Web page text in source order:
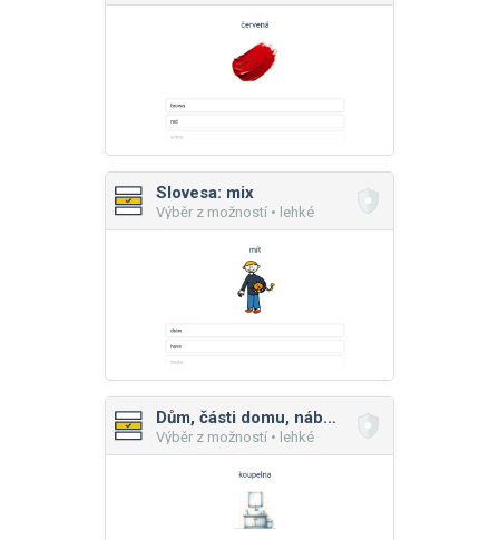
Slovesa: mix
Výběr z možností • lehké
Dům, části domu, nábytek
Výběr z možností • lehké